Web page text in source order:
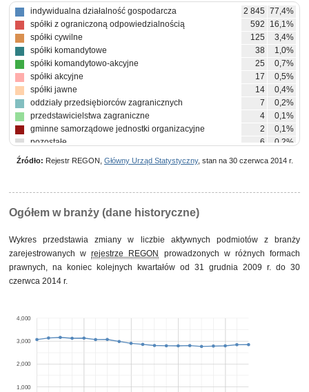
indywidualna działalność gospodarcza 2 845 77,4%
spółki z ograniczoną odpowiedzialnością
592
16,1%
spółki cywilne
125
3,4%
spółki komandytowe
38
1,0%
spółki komandytowo-akcyjne
25
0,7%
spółki akcyjne
17
0,5%
spółki jawne
14
0,4%
oddziały przedsiębiorców zagranicznych
7
0,2%
przedstawicielstwa zagraniczne
4
0,1%
gminne samorządowe jednostki organizacyjne
2
0,1%
pozostałe
6 0,2%
Źródło: Rejestr REGON, Główny Urząd Statystyczny, stan na 30 czerwca 2014 r.
Ogółem w branży (dane historyczne)
Wykres przedstawia zmiany w liczbie aktywnych podmiotów z branży
zarejestrowanych wrejestrze REGON
prowadzonych w różnych formach
prawnych, na koniec kolejnych kwartałów od 31 grudnia 2009 r. do 30
czerwca 2014 r.
1,000
2,000
3,000
4,000